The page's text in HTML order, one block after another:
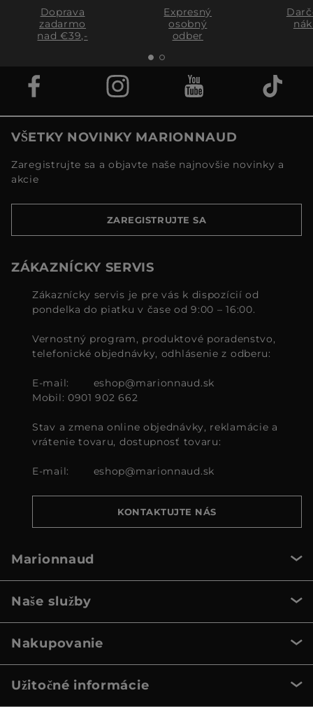
Doprava
zadarmo
nad €39,-
Expresný
osobný
odber
VŠETKY NOVINKY MARIONNAUD
Zaregistrujte sa a objavte naše najnovšie novinky a
akcie
ZAREGISTRUJTE SA
ZÁKAZNÍCKY SERVIS
Zákaznícky servis je pre vás k dispozícií od
pondelka do piatku v čase od 9:00 – 16:00.
Vernostný program, produktové poradenstvo,
telefonické objednávky, odhlásenie z odberu:
E-mail:
eshop@marionnaud.sk
Mobil: 0901 902 662
Stav a zmena online objednávky, reklamácie a
vrátenie tovaru, dostupnosť tovaru:
E-mail: eshop@marionnaud.sk
KONTAKTUJTE NÁS
Marionnaud
Naše služby
Nakupovanie
Užitočné informácie